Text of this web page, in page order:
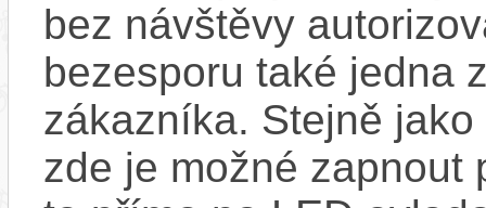
bez návštěvy
bezesporu také jedna
zákazníka. Stejně
zde je možné zapnout